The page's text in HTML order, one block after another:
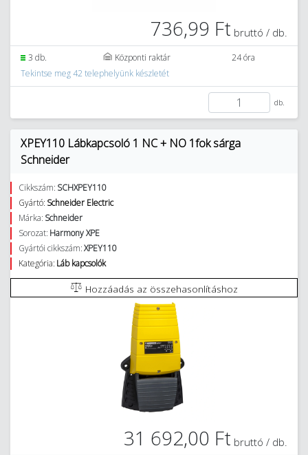
736,99 Ft bruttó / db.
3 db. Központi raktár
24 óra
Tekintse meg 42 telephelyünk készletét
db.
XPEY110 Lábkapcsoló 1 NC + NO 1fok sárga
Schneider
Cikkszám: SCHXPEY110
Gyártó: Schneider Electric
Márka: Schneider
Sorozat: Harmony XPE
Gyártói cikkszám:XPEY110
Kategória: Láb kapcsolók
Hozzáadás az összehasonlításhoz
31 692,00 Ft bruttó / db.